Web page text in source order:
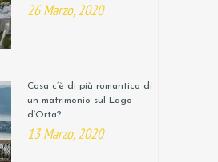
26 Marzo, 2020
Cosa c’è di più romantico di
un matrimonio sul Lago
d’Orta?
13 Marzo, 2020